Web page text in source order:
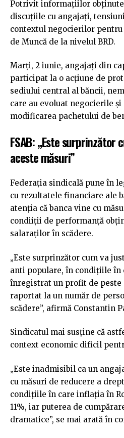
Potrivit informațiilor
discuțiile cu angajați,
contextul negocierilor
de Muncă de la nivelul BRD.
Marți, 2 iunie, angajați din
participat la o acțiune de
sediului central al băncii,
care au evoluat negocierile
modificarea pachetului de
FSAB: „Este surprinzător
aceste măsuri”
Federația sindicală pune în
cu rezultatele financiare ale
atenția că banca vine cu
condiiții de performanță
salaraților în scădere.
„Este surprinzător cum va
anti populare, în condițiile în
înregistrat un profit de peste
raportat la un număr de
scădere”, afirmă Constantin
Sindicatul mai susține că
context economic dificil
„Este inadmisibil ca un
cu măsuri de reducere a
condițiile în care inflația în
11%, iar puterea de
dramatice”, se mai arată în